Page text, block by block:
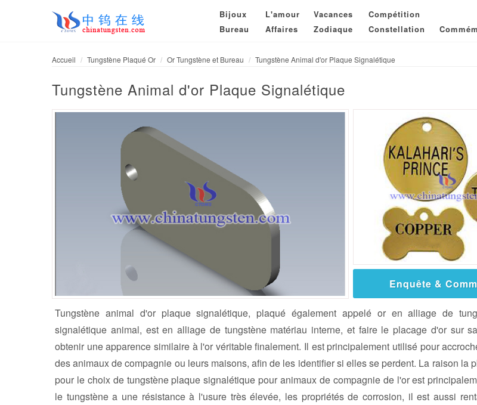
Bijoux L'amour Vacances
Compétition
Bureau
Affaires Zodiaque Constellation
Accueil Tungstène Plaqué Or Or Tungstène et Bureau Tungstène Animal d'or Plaque Signalétique
Tungstène Animal d'or Plaque Signalétique
Enquête &
Tungstène animal d'or plaque signalétique, plaqué également appelé or en alliage de
signalétique animal, est en alliage de tungstène matériau interne, et faire le placage d'or sur
obtenir une apparence similaire à l'or véritable finalement. Il est principalement utilisé pour
des animaux de compagnie ou leurs maisons, afin de les identifier si elles se perdent. La raison la
pour le choix de tungstène plaque signalétique pour animaux de compagnie de l'or est
le tungstène a une résistance à l'usure très élevée, les propriétés de corrosion, il est aussi